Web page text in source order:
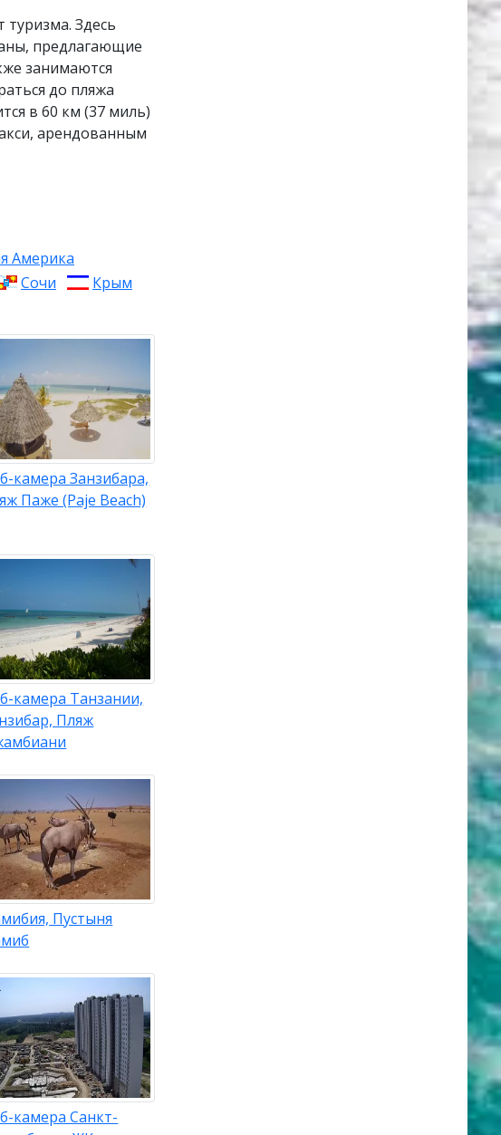
Здесь
предлагающие
занимаются
до пляжа
в 60 км (37 миль)
арендованным
Америка
Сочи
Крым
камера Занзибара,
Паже (Paje Beach)
камера Танзании,
Пляж
Пустыня
камера Санкт-